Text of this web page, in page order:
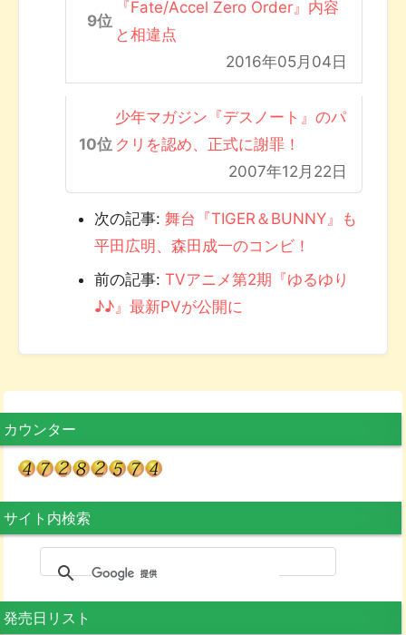
『Fate/Accel Zero Order』内容
と相違点
2016年05月04日
少年マガジン『デスノート』のパ
クリを認め、正式に謝罪！
2007年12月22日
次の記事: 舞台『TIGER＆BUNNY』も
平田広明、森田成一のコンビ！
前の記事: TVアニメ第2期『ゆるゆり
♪♪』最新PVが公開に
カウンター
サイト内検索
発売日リスト